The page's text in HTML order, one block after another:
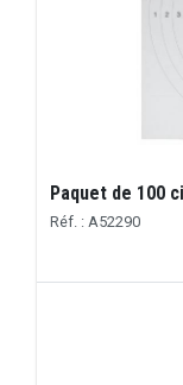
Paquet de 100
Réf. : A52290